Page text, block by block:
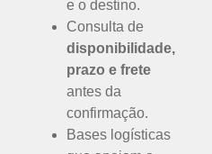
e o destino.
Consulta de
disponibilidade,
prazo e frete
antes da
confirmação.
Bases logísticas